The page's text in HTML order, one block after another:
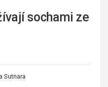
sochami ze
Sutnara